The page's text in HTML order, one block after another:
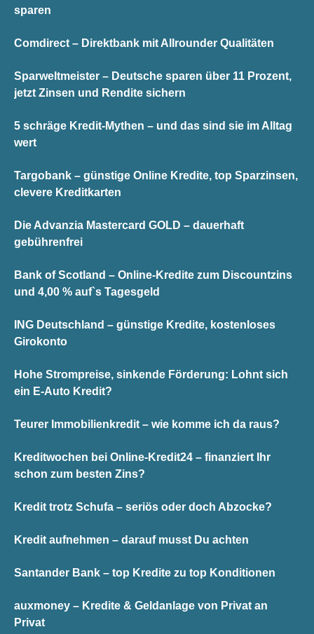
sparen
Comdirect – Direktbank mit Allrounder Qualitäten
Sparweltmeister – Deutsche sparen über 11 Prozent,
jetzt Zinsen und Rendite sichern
5 schräge Kredit-Mythen – und das sind sie im Alltag
wert
Targobank – günstige Online Kredite, top Sparzinsen,
clevere Kreditkarten
Die Advanzia Mastercard GOLD – dauerhaft
gebührenfrei
Bank of Scotland – Online-Kredite zum Discountzins
und 4,00 % auf`s Tagesgeld
ING Deutschland – günstige Kredite, kostenloses
Girokonto
Hohe Strompreise, sinkende Förderung: Lohnt sich
ein E-Auto Kredit?
Teurer Immobilienkredit – wie komme ich da raus?
Kreditwochen bei Online-Kredit24 – finanziert Ihr
schon zum besten Zins?
Kredit trotz Schufa – seriös oder doch Abzocke?
Kredit aufnehmen – darauf musst Du achten
Santander Bank – top Kredite zu top Konditionen
auxmoney – Kredite & Geldanlage von Privat an
Privat